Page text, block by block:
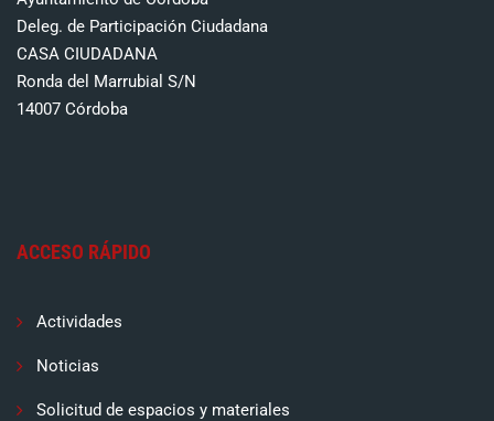
Deleg. de Participación Ciudadana
CASA CIUDADANA
Ronda del Marrubial S/N
14007 Córdoba
ACCESO RÁPIDO
Actividades
Noticias
Solicitud de espacios y materiales